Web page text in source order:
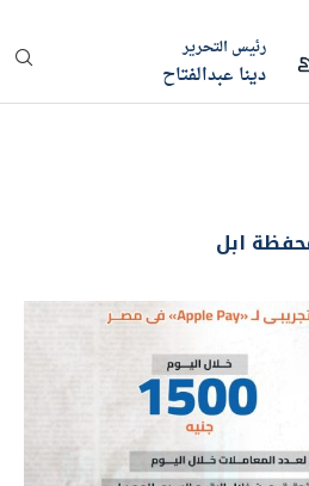
رئيس التحرير
دينا عبدالفتاح